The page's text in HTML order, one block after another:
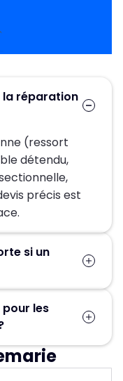
la réparation
(ressort
détendu,
précis est
si un
moteur,
ce qui permet
de la porte.
les
et réparer